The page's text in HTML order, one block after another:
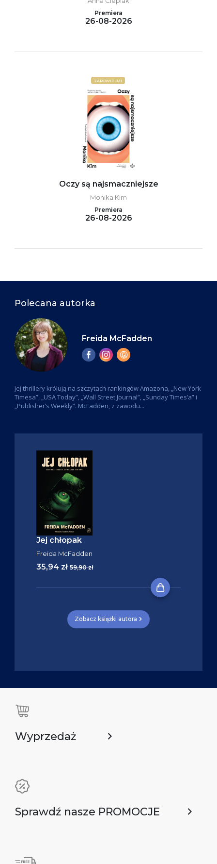
Premiera
26-08-2026
ZAPOWIEDZI
Oczy są najsmaczniejsze
Monika Kim
Premiera
26-08-2026
Polecana autorka
Freida McFadden
Jej thrillery królują na szczytach rankingów Amazona, „New York
Timesa”, „USA Today”, „Wall Street Journal”, „Sunday Times’a” i
„Publisher’s Weekly”. McFadden, z zawodu...
Jej chłopak
Freida McFadden
35,94 zł 59,90 zł
Zobacz książki autora
Wyprzedaż
Sprawdź nasze PROMOCJE